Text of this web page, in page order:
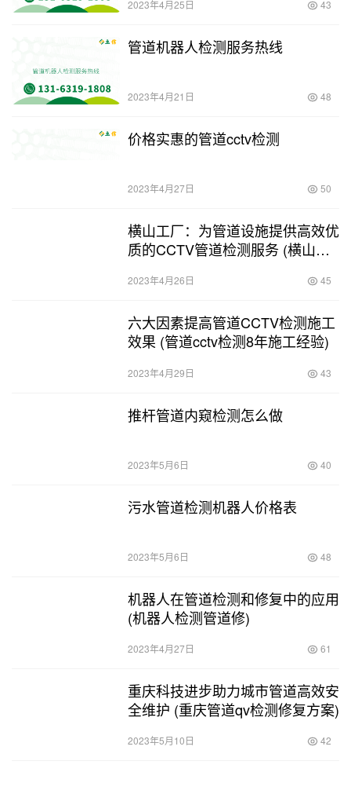
2023年4月25日 43
管道机器人检测服务热线
2023年4月21日 48
价格实惠的管道cctv检测
2023年4月27日 50
横山工厂：为管道设施提供高效优
质的CCTV管道检测服务 (横山工
2023年4月26日 45
六大因素提高管道CCTV检测施工
效果 (管道cctv检测8年施工经验)
2023年4月29日 43
推杆管道内窥检测怎么做
2023年5月6日 40
污水管道检测机器人价格表
2023年5月6日 48
机器人在管道检测和修复中的应用
(机器人检测管道修)
2023年4月27日 61
重庆科技进步助力城市管道高效安
全维护 (重庆管道qv检测修复方案)
2023年5月10日 42